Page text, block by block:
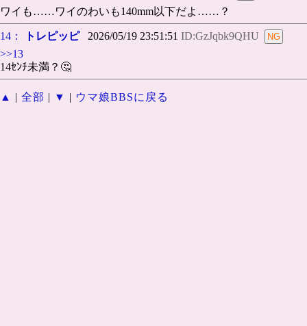
ワイも……ワイのわいも140mm以下だよ……？
14： トレピッピ2026/05/19 23:51:51 ID:GzJqbk9QHU
>>13
14ｾﾝﾁ未満？🤔
▲ | 全部 | ▼ | ウマ娘BBSに戻る